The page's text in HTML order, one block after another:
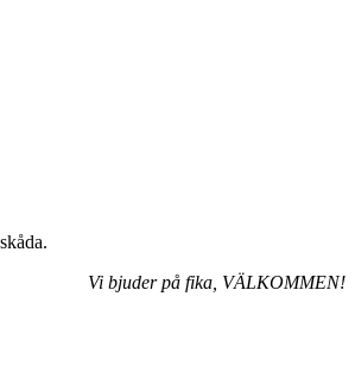
Vi bjuder på fika, VÄLKOMMEN!